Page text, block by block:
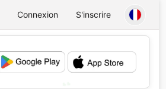
Connexion S'inscrire